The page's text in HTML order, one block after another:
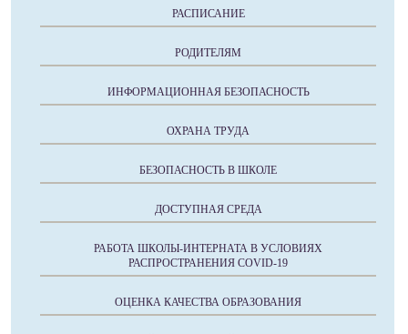
РАСПИСАНИЕ
РОДИТЕЛЯМ
ИНФОРМАЦИОННАЯ БЕЗОПАСНОСТЬ
ОХРАНА ТРУДА
БЕЗОПАСНОСТЬ В ШКОЛЕ
ДОСТУПНАЯ СРЕДА
РАБОТА ШКОЛЫ-ИНТЕРНАТА В УСЛОВИЯХ
РАСПРОСТРАНЕНИЯ COVID-19
ОЦЕНКА КАЧЕСТВА ОБРАЗОВАНИЯ